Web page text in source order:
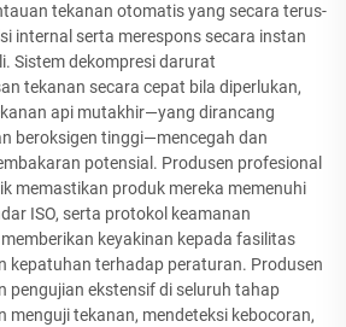
tekanan otomatis yang secara terus-
internal serta merespons secara instan
Sistem dekompresi darurat
tekanan secara cepat bila diperlukan,
api mutakhir—yang dirancang
beroksigen tinggi—mencegah dan
potensial. Produsen profesional
memastikan produk mereka memenuhi
ISO, serta protokol keamanan
keyakinan kepada fasilitas
kepatuhan terhadap peraturan. Produsen
pengujian ekstensif di seluruh tahap
menguji tekanan, mendeteksi kebocoran,